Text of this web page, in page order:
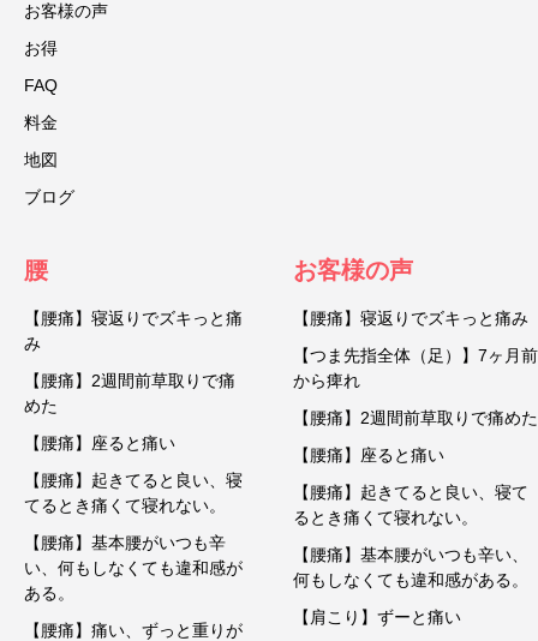
お客様の声
お得
FAQ
料金
地図
ブログ
腰
【腰痛】寝返りでズキっと痛
み
【腰痛】2週間前草取りで痛
めた
【腰痛】座ると痛い
【腰痛】起きてると良い、寝
てるとき痛くて寝れない。
【腰痛】基本腰がいつも辛
い、何もしなくても違和感が
ある。
【腰痛】痛い、ずっと重りが
お客様の声
【腰痛】寝返りでズキっと痛み
【つま先指全体（足）】7ヶ月前
から痺れ
【腰痛】2週間前草取りで痛めた
【腰痛】座ると痛い
【腰痛】起きてると良い、寝て
るとき痛くて寝れない。
【腰痛】基本腰がいつも辛い、
何もしなくても違和感がある。
【肩こり】ずーと痛い